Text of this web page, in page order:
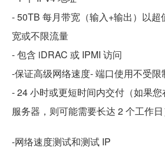
- 50TB 每月带宽（输入+输出）以
宽或不限流量
- 包含 iDRAC 或 IPMI 访问
-保证高级网络速度- 端口使用不受限
- 24 小时或更短时间内交付（如果
服务器，则可能需要长达 2 个工作日
-网络速度测试和测试 IP